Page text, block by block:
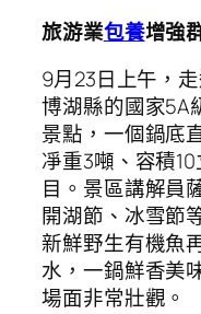
旅游業包養增強
9月23日上午，
博湖縣的國家5A
景點，一個鍋底
凈重3噸、容積
目。景區講解員
開湖節、冰雪節
新鮮野生有機魚
水，一鍋鮮香美
場面非常壯觀。